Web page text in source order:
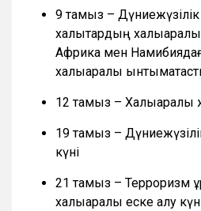
9 тамыз – Дүниежүзілік
халықтардың
Африка мен
халықаралық
12 тамыз – Халықаралық
19 тамыз –
күні
21 тамыз – Терроризм
халықаралық еске алу